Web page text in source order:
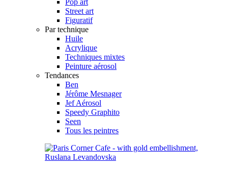
Street art
Figuratif
Par technique
Huile
Acrylique
Techniques mixtes
Peinture aérosol
Tendances
Ben
Jérôme Mesnager
Jef Aérosol
Speedy Graphito
Seen
Tous les peintres